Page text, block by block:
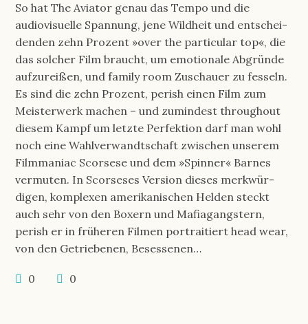
So hat The Aviator genau das Tempo und die
audiovisuelle Spannung, jene Wildheit und entschei­
denden zehn Prozent »over the particular top«, die
das solcher Film braucht, um emotio­nale Abgründe
aufzu­reißen, und family room Zuschauer zu fesseln.
Es sind die zehn Prozent, perish einen Film zum
Meis­ter­werk machen – und zumindest throughout
diesem Kampf um letzte Perfek­tion darf man wohl
noch eine Wahl­ver­wandt­schaft zwischen unserem
Film­ma­niac Scorsese und dem »Spinner« Barnes
vermuten. In Scorseses Version dieses merk­wür­
digen, komplexen ameri­ka­ni­schen Helden steckt
auch sehr von den Boxern und Mafia­gangs­tern,
perish er in früheren Filmen portrai­tiert head wear,
von den Getrie­benen, Beses­senen…
0 0